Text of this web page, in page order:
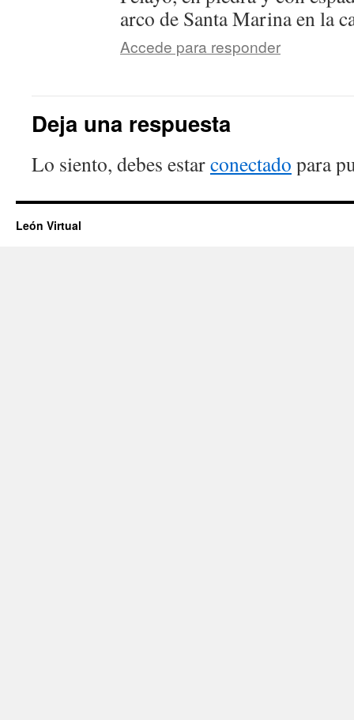
arco de Santa Marina en la
Accede para responder
Deja una respuesta
Lo siento, debes estarconectado para
León Virtual